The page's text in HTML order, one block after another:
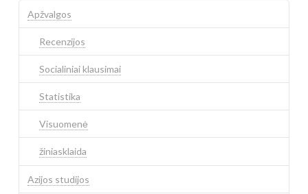
Apžvalgos
Recenzijos
Socialiniai klausimai
Statistika
Visuomenė
žiniasklaida
Azijos studijos